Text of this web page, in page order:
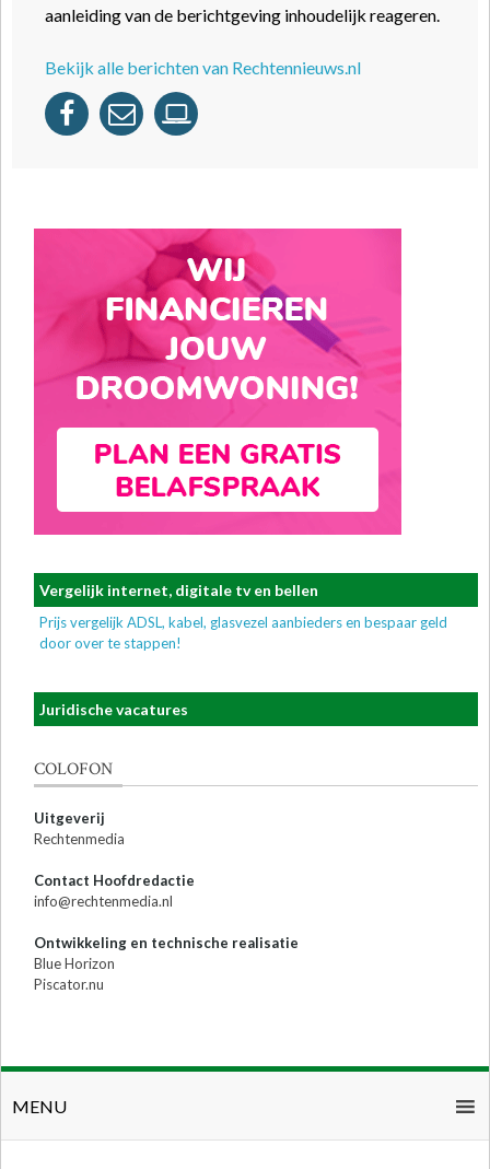
aanleiding van de berichtgeving inhoudelijk reageren.
Bekijk alle berichten van Rechtennieuws.nl
Vergelijk internet, digitale tv en bellen
Prijs vergelijk ADSL, kabel, glasvezel aanbieders en bespaar geld
door over te stappen!
Juridische vacatures
COLOFON
Uitgeverij
Rechtenmedia
Contact Hoofdredactie
info@rechtenmedia.nl
Ontwikkeling en technische realisatie
Blue Horizon
Piscator.nu
MENU